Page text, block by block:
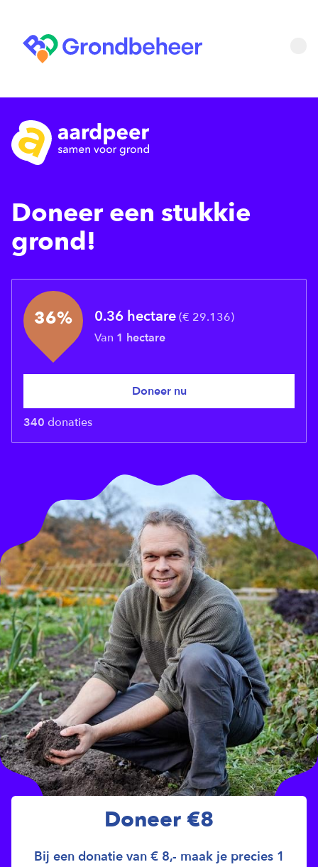
Doneer een stukkie
grond!
36% 0.36 hectare(€ 29.136)
Van 1 hectare
Doneer nu
340 donaties
Doneer €8
Bij een donatie van € 8,- maak je precies 1